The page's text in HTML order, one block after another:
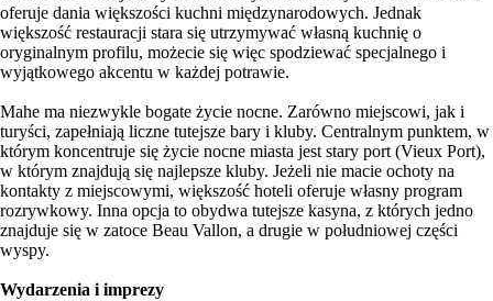
oferuje dania większości kuchni międzynarodowych. Jednak
większość restauracji stara się utrzymywać własną kuchnię o
oryginalnym profilu, możecie się więc spodziewać specjalnego i
wyjątkowego akcentu w każdej potrawie.
Mahe ma niezwykle bogate życie nocne. Zarówno miejscowi, jak i
turyści, zapełniają liczne tutejsze bary i kluby. Centralnym punktem, w
którym koncentruje się życie nocne miasta jest stary port (Vieux Port),
w którym znajdują się najlepsze kluby. Jeżeli nie macie ochoty na
kontakty z miejscowymi, większość hoteli oferuje własny program
rozrywkowy. Inna opcja to obydwa tutejsze kasyna, z których jedno
znajduje się w zatoce Beau Vallon, a drugie w południowej części
wyspy.
Wydarzenia i imprezy